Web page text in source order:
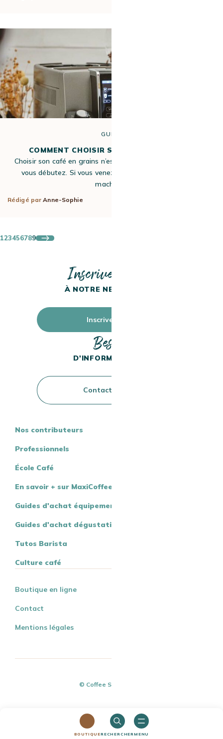
BOUTIQUERECHERCHERMENU
GUIDE
COMMENT CHOISIR SON CAFÉ EN GRAIN ?
Choisir son café en grains n’est pas chose évidente lorsque
vous débutez. Si vous venez de faire l’acquisition d’une
machine…
Rédigé parAnne-Sophie
123456789
Inscrivez-vous
À NOTRE NEWSLETTER
Inscrivez-vous
Besoin
D'INFORMATIONS ?
Contactez-nous
Nos contributeurs
Professionnels
École Café
En savoir + sur MaxiCoffee
Guides d'achat équipement
Guides d'achat dégustation
Tutos Barista
Culture café
Boutique en ligne
Contact
Mentions légales
© Coffee Spirit - 2026